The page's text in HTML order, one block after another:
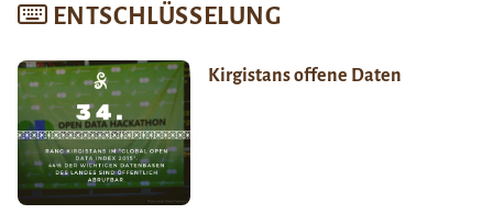
ENTSCHLÜSSELUNG
Kirgistans offene Daten